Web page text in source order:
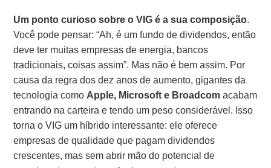
Um ponto curioso sobre o VIG é a sua composição.
Você pode pensar: “Ah, é um fundo de dividendos, então
deve ter muitas empresas de energia, bancos
tradicionais, coisas assim”. Mas não é bem assim. Por
causa da regra dos dez anos de aumento, gigantes da
tecnologia comoApple, Microsoft e Broadcomacabam
entrando na carteira e tendo um peso considerável. Isso
torna o VIG um híbrido interessante: ele oferece
empresas de qualidade que pagam dividendos
crescentes, mas sem abrir mão do potencial de